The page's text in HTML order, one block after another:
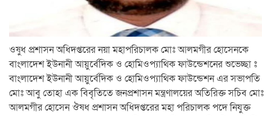
ওষুধ প্রশাসন অধিদপ্তরের নয়া মহাপরিচালক মোঃ আলমগীর হোসেনকে
বাংলাদেশ ইউনানী আয়ুর্বেদিক ও হোমিওপ্যাথিক ফাউন্ডেশনের শুভেচ্ছা ঃ
বাংলাদেশ ইউনানী আয়ুর্বেদিক ও হোমিওপ্যাথিক ফাউন্ডেশন এর সভাপতি
মোঃ আবু তোহা এক বিবৃতিতে জনপ্রশাসন মন্ত্রণালয়ের অতিরিক্ত সচিব মোঃ
আলমগীর হোসেন ঔষধ প্রশাসন অধিদপ্তরের মহা পরিচালক পদে নিযুক্ত